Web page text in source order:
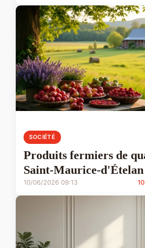
SOCIÉTÉ
Produits fermiers de
Saint-Maurice-d'Ételan
10/06/2026 09:13